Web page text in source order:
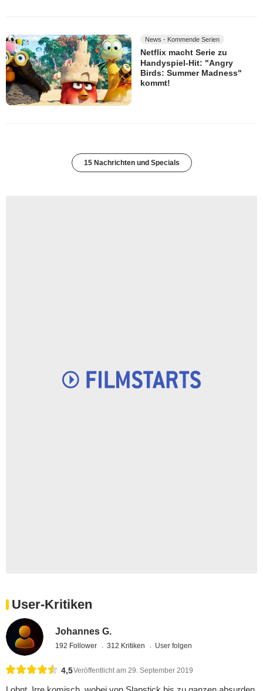
News - Kommende Serien
Netflix macht Serie zu
Handyspiel-Hit: "Angry
Birds: Summer Madness"
kommt!
15 Nachrichten und Specials
User-Kritiken
Johannes G.
192 Follower 312 Kritiken User folgen
4,5Veröffentlicht am 29. September 2019